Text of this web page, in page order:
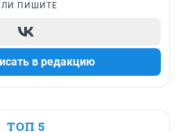
ПИШИТЕ
в редакцию
ТОП 5